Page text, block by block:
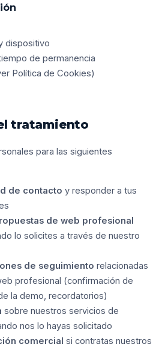
dispositivo
de permanencia
Política de Cookies)
tratamiento
para las siguientes
de contacto y responder a tus
de web profesional
lo solicites a través de nuestro
de seguimiento relacionadas
profesional (confirmación de
la demo, recordatorios)
sobre nuestros servicios de
nos lo hayas solicitado
comercial si contratas nuestros